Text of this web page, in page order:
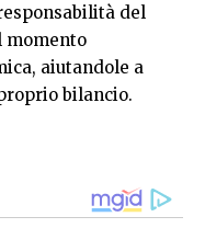
del
momento
aiutandole a
bilancio.